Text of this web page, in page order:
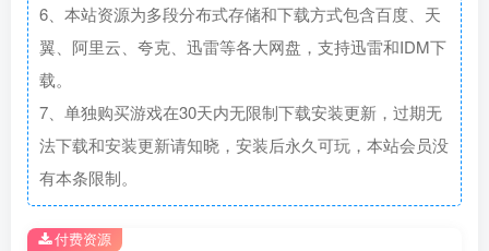
6、本站资源为多段分布式存储和下载方式包含百度、天
翼、阿里云、夸克、迅雷等各大网盘，支持迅雷和IDM下
载。
7、单独购买游戏在30天内无限制下载安装更新，过期无
法下载和安装更新请知晓，安装后永久可玩，本站会员没
有本条限制。
付费资源